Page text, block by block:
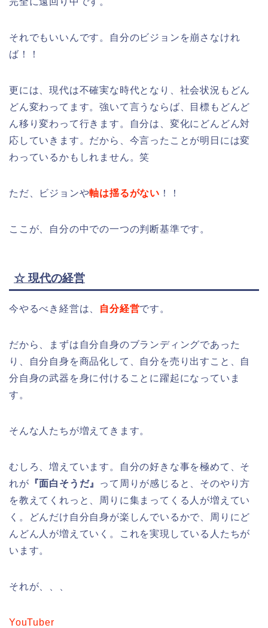
それでもいいんです。自分のビジョンを崩さなけれ
ば！！
更には、現代は不確実な時代となり、社会状況もどん
どん変わってます。強いて言うならば、目標もどんど
ん移り変わって行きます。自分は、変化にどんどん対
応していきます。だから、今言ったことが明日には変
わっているかもしれません。笑
ただ、ビジョンや軸は揺るがない ！！
ここが、自分の中での一つの判断基準です。
☆ 現代の経営
今やるべき経営は、 自分経営です。
だから、まずは自分自身のブランディングであった
り、自分自身を商品化して、自分を売り出すこと、自
分自身の武器を身に付けることに躍起になっていま
す。
そんな人たちが増えてきます。
むしろ、増えています。自分の好きな事を極めて、そ
れが 『面白そうだ』
って周りが感じると、そのやり方
を教えてくれっと、周りに集まってくる人が増えてい
く。どんだけ自分自身が楽しんでいるかで、周りにど
んどん人が増えていく。これを実現している人たちが
います。
それが、、、
YouTuber